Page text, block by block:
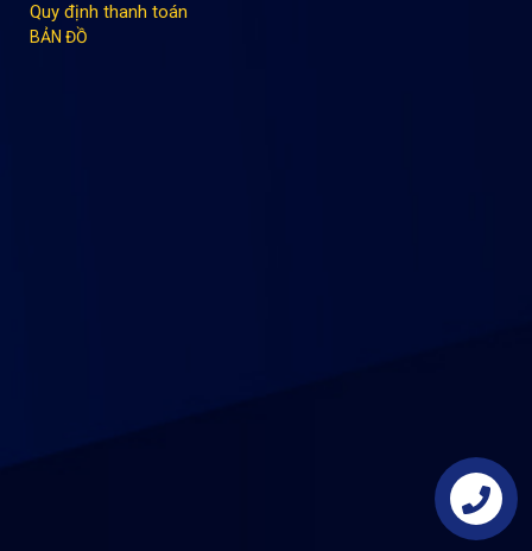
Quy định thanh toán
BẢN ĐỒ
Liên hệ